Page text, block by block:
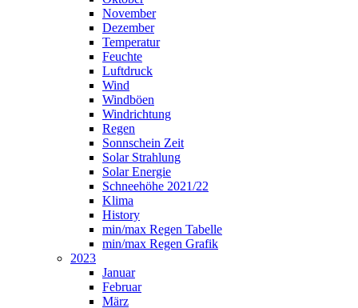
November
Dezember
Temperatur
Feuchte
Luftdruck
Wind
Windböen
Windrichtung
Regen
Sonnschein Zeit
Solar Strahlung
Solar Energie
Schneehöhe 2021/22
Klima
History
min/max Regen Tabelle
min/max Regen Grafik
2023
Januar
Februar
März